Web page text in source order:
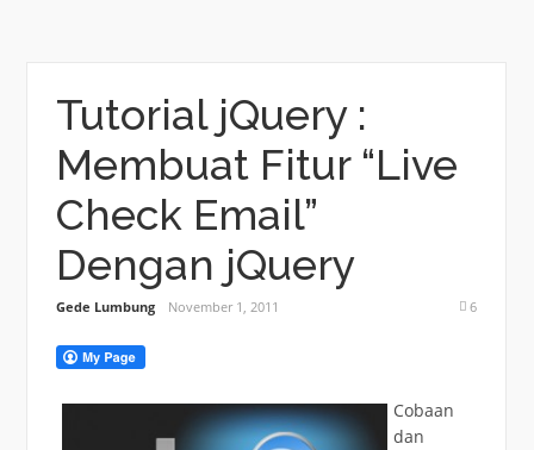
Tutorial jQuery :
Membuat Fitur “Live
Check Email”
Dengan jQuery
Gede Lumbung November 1, 2011 6
Cobaan
dan